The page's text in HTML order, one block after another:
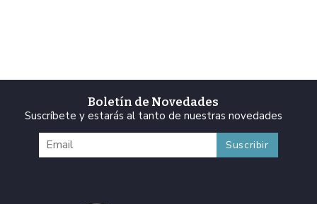
Boletín de Novedades
Suscríbete y estarás al tanto de nuestras novedades